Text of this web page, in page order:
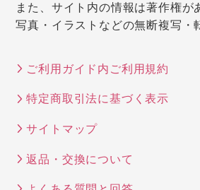
また、サイト内の情報は著作権が
写真・イラストなどの無断複写・
ご利用ガイド内ご利用規約
特定商取引法に基づく表示
サイトマップ
返品・交換について